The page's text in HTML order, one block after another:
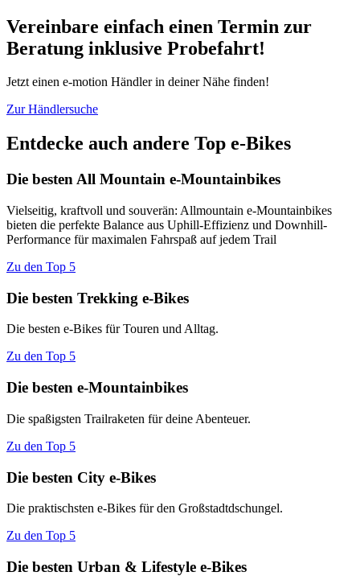
Vereinbare einfach einen Termin zur
Beratung inklusive Probefahrt!
Jetzt einen e-motion Händler in deiner Nähe finden!
Zur Händlersuche
Entdecke auch andere Top e-Bikes
Die besten All Mountain e-Mountainbikes
Vielseitig, kraftvoll und souverän: Allmountain e-Mountainbikes
bieten die perfekte Balance aus Uphill-Effizienz und Downhill-
Performance für maximalen Fahrspaß auf jedem Trail
Zu den Top 5
Die besten Trekking e-Bikes
Die besten e-Bikes für Touren und Alltag.
Zu den Top 5
Die besten e-Mountainbikes
Die spaßigsten Trailraketen für deine Abenteuer.
Zu den Top 5
Die besten City e-Bikes
Die praktischsten e-Bikes für den Großstadtdschungel.
Zu den Top 5
Die besten Urban & Lifestyle e-Bikes